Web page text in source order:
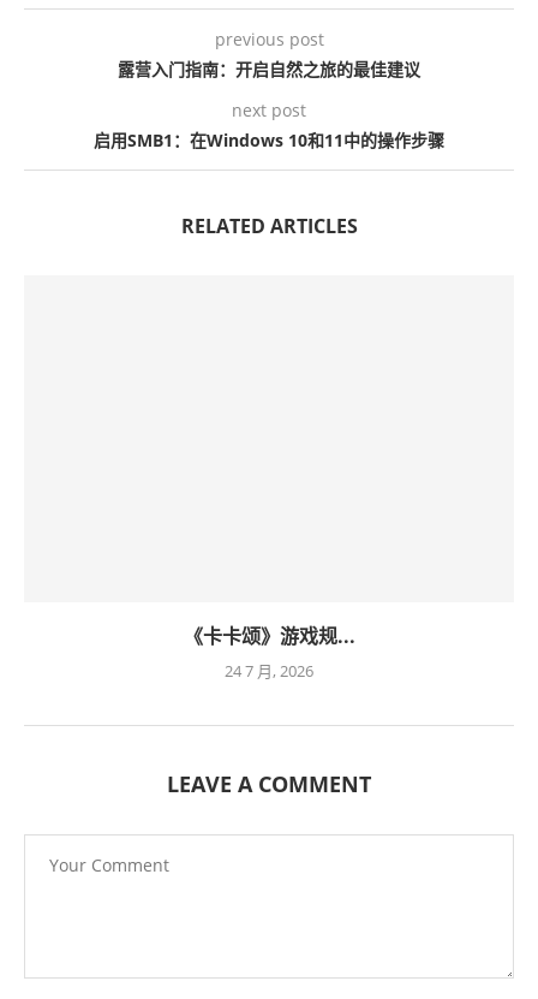
previous post
露营入门指南：开启自然之旅的最佳建议
next post
启用SMB1：在Windows 10和11中的操作步骤
RELATED ARTICLES
《卡卡颂》游戏规...
24 7 月, 2026
LEAVE A COMMENT